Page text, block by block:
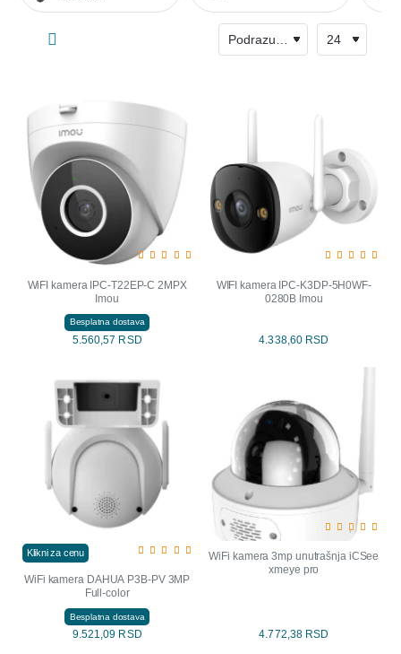
WiFI kamera IPC-T22EP-C 2MPX
Imou
Besplatna dostava
5.560,57 RSD
WIFI kamera IPC-K3DP-5H0WF-
0280B Imou
4.338,60 RSD
Klikni za cenu
WiFi kamera DAHUA P3B-PV 3MP
Full-color
Besplatna dostava
9.521,09 RSD
WiFi kamera 3mp unutrašnja iCSee
xmeye pro
4.772,38 RSD